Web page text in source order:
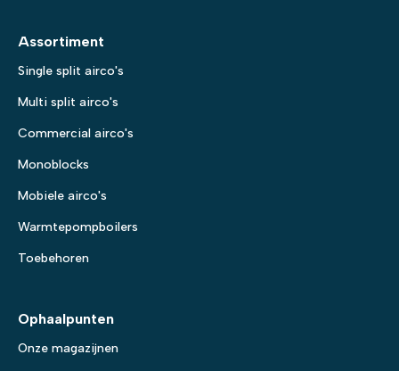
Assortiment
Single split airco's
Multi split airco's
Commercial airco's
Monoblocks
Mobiele airco's
Warmtepompboilers
Toebehoren
Ophaalpunten
Onze magazijnen